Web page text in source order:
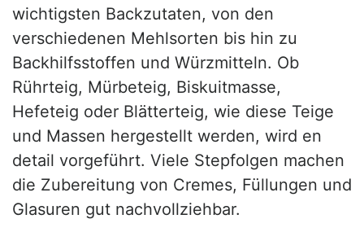
wichtigsten Backzutaten, von den
verschiedenen Mehlsorten bis hin zu
Backhilfsstoffen und Würzmitteln. Ob
Rührteig, Mürbeteig, Biskuitmasse,
Hefeteig oder Blätterteig, wie diese Teige
und Massen hergestellt werden, wird en
detail vorgeführt. Viele Stepfolgen machen
die Zubereitung von Cremes, Füllungen und
Glasuren gut nachvollziehbar.